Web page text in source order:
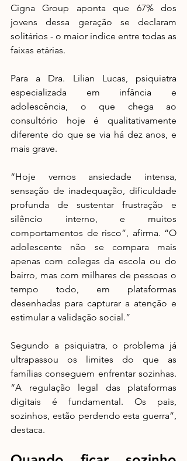
Cigna Group aponta que 67% dos
jovens dessa geração se declaram
solitários - o maior índice entre todas as
faixas etárias.
Para a Dra. Lilian Lucas, psiquiatra
especializada em infância e
adolescência, o que chega ao
consultório hoje é qualitativamente
diferente do que se via há dez anos, e
mais grave.
“Hoje vemos ansiedade intensa,
sensação de inadequação, dificuldade
profunda de sustentar frustração e
silêncio interno, e muitos
comportamentos de risco”, afirma. “O
adolescente não se compara mais
apenas com colegas da escola ou do
bairro, mas com milhares de pessoas o
tempo todo, em plataformas
desenhadas para capturar a atenção e
estimular a validação social.”
Segundo a psiquiatra, o problema já
ultrapassou os limites do que as
famílias conseguem enfrentar sozinhas.
“A regulação legal das plataformas
digitais é fundamental. Os pais,
sozinhos, estão perdendo esta guerra”,
destaca.